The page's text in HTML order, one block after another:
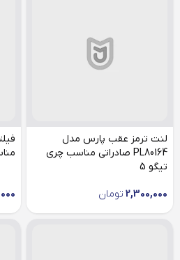
لنت ترمز عقب پارس مدل
PL80164 صادراتی مناسب چری
تیگو 5
2,300,000 تومان